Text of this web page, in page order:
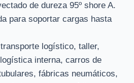
de dureza 95º shore A.
para soportar cargas hasta
logístico, taller,
interna, carros de
fábricas neumáticos,